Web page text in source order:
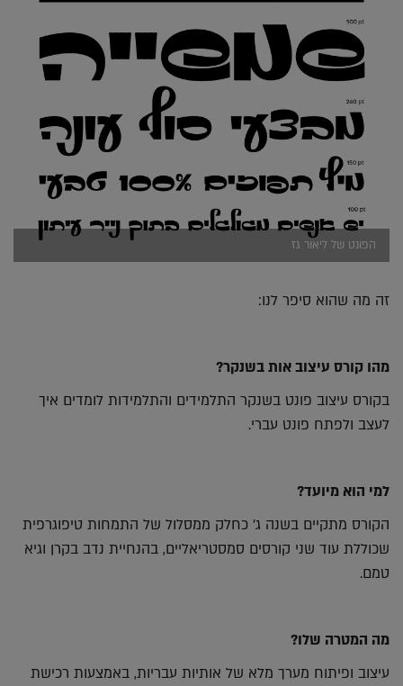
הפונט של ליאור גז
זה מה שהוא סיפר לנו:
מהו קורס עיצוב אות בשנקר?
בקורס עיצוב פונט בשנקר התלמידים והתלמידות לומדים איך
לעצב ולפתח פונט עברי.
למי הוא מיועד?
הקורס מתקיים בשנה ג׳ כחלק ממסלול של התמחות טיפוגרפית
שכוללת עוד שני קורסים סמסטריאליים, בהנחיית נדב בקרן וגיא
טמם.
מה המטרה שלו?
עיצוב ופיתוח מערך מלא של אותיות עבריות, באמצעות רכישת